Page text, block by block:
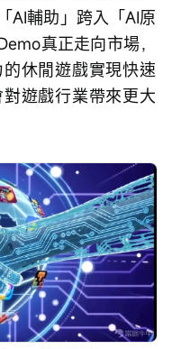
AI輔助」跨入「AI原
真正走向市場，
休閒遊戲實現快速
遊戲行業帶來更大